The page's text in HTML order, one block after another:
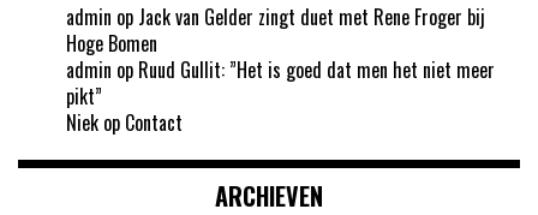
admin op Jack van Gelder zingt duet met Rene Froger bij
Hoge Bomen
admin op Ruud Gullit: ”Het is goed dat men het niet meer
pikt”
Niek op Contact
ARCHIEVEN